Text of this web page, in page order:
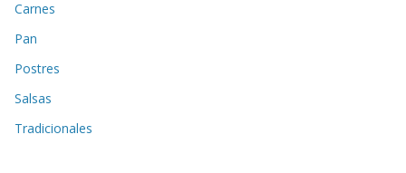
Carnes
Pan
Postres
Salsas
Tradicionales